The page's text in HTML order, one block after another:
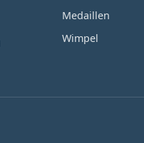
Medaillen
Wimpel